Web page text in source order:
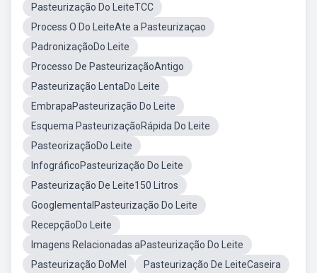
Pasteurização Do LeiteTCC
Process O Do LeiteAte a Pasteurizaçao
PadronizaçãoDo Leite
Processo De PasteurizaçãoAntigo
Pasteurização LentaDo Leite
EmbrapaPasteurização Do Leite
Esquema PasteurizaçãoRápida Do Leite
PasteorizaçãoDo Leite
InfográficoPasteurização Do Leite
Pasteurização De Leite150 Litros
GooglementalPasteurização Do Leite
RecepçãoDo Leite
Imagens Relacionadas aPasteurização Do Leite
Pasteurização DoMel
Pasteurização De LeiteCaseira